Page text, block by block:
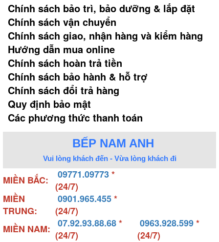
Chính sách bảo trì, bảo dưỡng & lắp đặt
Chính sách vận chuyển
Chính sách giao, nhận hàng và kiểm hàng
Hướng dẫn mua online
Chính sách hoàn trả tiền
Chính sách bảo hành & hỗ trợ
Chính sách đổi trả hàng
Quy định bảo mật
Các phương thức thanh toán
BẾP NAM ANH
Vui lòng khách đến - Vừa lòng khách đi
MIỀN BẮC: 09771.09773*
(24/7)
MIỀN
TRUNG:
0901.965.455*
(24/7)
MIỀN NAM:
07.92.93.88.68*
(24/7)
0963.928.599*
(24/7)